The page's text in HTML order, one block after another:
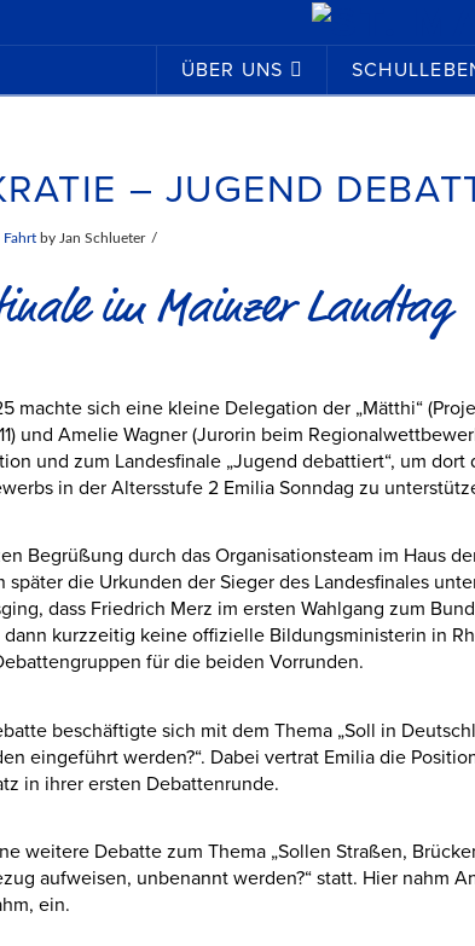
ÜBER UNS
– JUGEND
Fahrtby Jan Schlueter
im Mainzer Landtag
machte sich eine kleine Delegation der „Mätthi“
und Amelie Wagner (Jurorin beim
und zum Landesfinale „Jugend debattiert“, um
in der Altersstufe 2 Emilia Sonndag zu
Begrüßung durch das Organisationsteam im Haus
später die Urkunden der Sieger des Landesfinales
dass Friedrich Merz im ersten Wahlgang zum
kurzzeitig keine offizielle Bildungsministerin in
für die beiden Vorrunden.
beschäftigte sich mit dem Thema „Soll in
eingeführt werden?“. Dabei vertrat Emilia die
in ihrer ersten Debattenrunde.
weitere Debatte zum Thema „Sollen Straßen,
aufweisen, unbenannt werden?“ statt. Hier nahm
ein.